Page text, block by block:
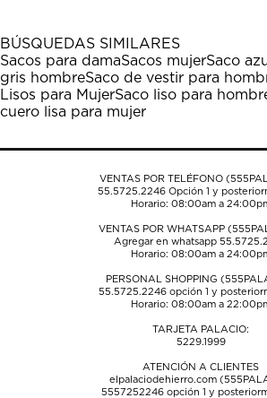
1
estrella
Esta
acción
abrirá
el
de
estrellas.
Esta
acción
abrirá
el
de
estrellas.
Esta
acción
abrirá
el
de
estrellas.
Esta
acción
abrirá
el
de
estrellas.
Esta
acción
abrirá
el
de
BÚSQUEDAS SIMILARES
Sacos para damaSacos mujerSaco
gris hombreSaco de vestir para
Lisos para MujerSaco liso para
cuero lisa para mujer
VENTAS POR TELÉFONO
55.5725.2246Opción 1 y
Horario: 08:00am a
VENTAS POR WHATSAPP
Agregar en whatsapp
Horario: 08:00am a
PERSONAL SHOPPING
55.5725.2246opción 1 y
Horario: 08:00am a
TARJETA PALACIO:
5229.1999
ATENCIÓN A CLIENTES
elpalaciodehierro.com
5557252246opción 1 y